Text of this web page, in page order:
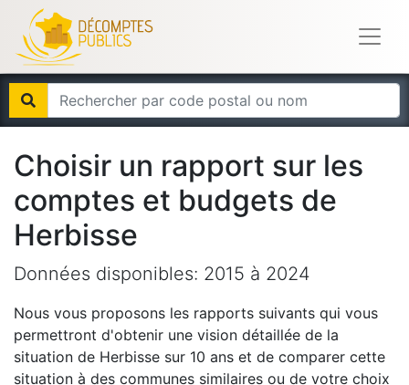
Choisir un rapport sur les
comptes et budgets de
Herbisse
Données disponibles: 2015 à 2024
Nous vous proposons les rapports suivants qui vous
permettront d'obtenir une vision détaillée de la
situation de Herbisse sur 10 ans et de comparer cette
situation à des communes similaires ou de votre choix